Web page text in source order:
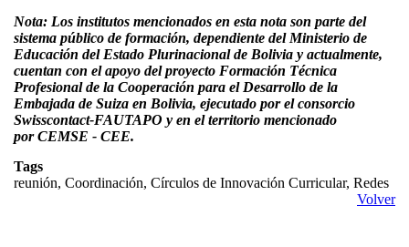
Nota: Los institutos mencionados en esta nota son parte del
sistema público de formación, dependiente del Ministerio de
Educación del Estado Plurinacional de Bolivia y actualmente,
cuentan con el apoyo del proyecto Formación Técnica
Profesional de la Cooperación para el Desarrollo de la
Embajada de Suiza en Bolivia, ejecutado por el consorcio
Swisscontact-FAUTAPO y en el territorio mencionado
por CEMSE - CEE.
Tags
reunión, Coordinación, Círculos de Innovación Curricular, Redes
Volver